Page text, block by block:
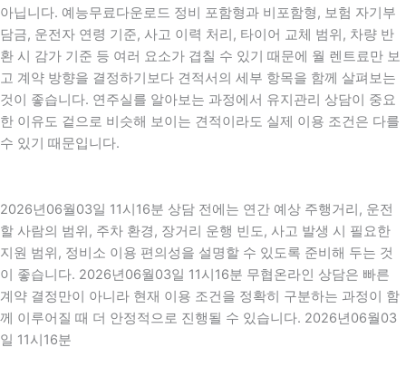
아닙니다. 예능무료다운로드 정비 포함형과 비포함형, 보험 자기부
담금, 운전자 연령 기준, 사고 이력 처리, 타이어 교체 범위, 차량 반
환 시 감가 기준 등 여러 요소가 겹칠 수 있기 때문에 월 렌트료만 보
고 계약 방향을 결정하기보다 견적서의 세부 항목을 함께 살펴보는
것이 좋습니다. 연주실를 알아보는 과정에서 유지관리 상담이 중요
한 이유도 겉으로 비슷해 보이는 견적이라도 실제 이용 조건은 다를
수 있기 때문입니다.
2026년06월03일 11시16분 상담 전에는 연간 예상 주행거리, 운전
할 사람의 범위, 주차 환경, 장거리 운행 빈도, 사고 발생 시 필요한
지원 범위, 정비소 이용 편의성을 설명할 수 있도록 준비해 두는 것
이 좋습니다. 2026년06월03일 11시16분 무협온라인 상담은 빠른
계약 결정만이 아니라 현재 이용 조건을 정확히 구분하는 과정이 함
께 이루어질 때 더 안정적으로 진행될 수 있습니다. 2026년06월03
일 11시16분